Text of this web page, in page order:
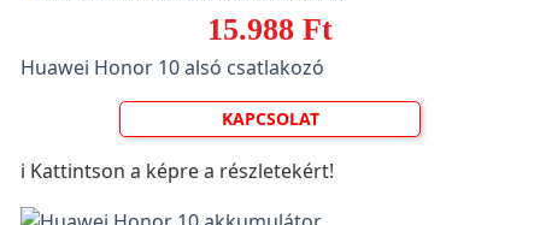
15.988 Ft
Huawei Honor 10 alsó csatlakozó
KAPCSOLAT
ℹ️ Kattintson a képre a részletekért!